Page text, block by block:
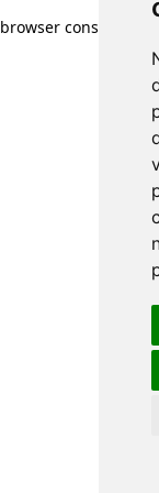
browser console for